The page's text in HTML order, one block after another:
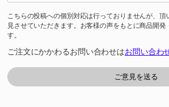
こちらの投稿への個別対応は行っておりませんが、
見させていただきます。お客様の声をもとに商品開発
す。
ご注文にかかわるお問い合わせはお問い合わ